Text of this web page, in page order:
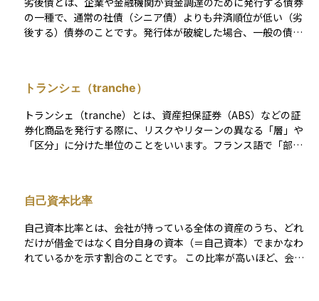
段のひとつが、格付会社による信用格付けです。格付は通常、A
AA（最上位）からD（デフォルト）までの等級で示され、投資
家にとってのリスク水準をわかりやすく表します。たとえば、
データより）。ただし、格付はあくまで過去の情報に基づいた
あります。 そのため、市場ではよりリアルタイムなリスク指標
として、同年限の国債利回りとの差であるクレジットスプレッ
ドが重視されます。これは「市場に織り込まれた信用リスク」
は、債務不履行リスクに加え、流動性やマクロ経済環境を反映
ています。 こうしたリスクに備えるうえでの基本は、ポートフ
ォリオ全体の分散です。業種や地域、格付けの異なる債券を組
み合わせることで、特定の発行体の信用悪化がポートフォリオ
の一種で、通常の社債（シニア債）よりも弁済順位が低い（劣
後する）債券のことです。発行体が破綻した場合、一般の債券
の社債よりも利回りが高めに設定されており、リスクプレミア
ムが反映されたハイリスク・ハイリターンの投資対象として位
置づけられます。劣後債には、シニア劣後債とジュニア劣後債
があり、ジュニア劣後債の方がさらに弁済順位が低いため、リ
スクが高くなる傾向にあります。 特に、金融機関が発行する劣
して算入できるため、自己資本比率を向上させる手段として利
財務状況によって利息の支払いが停止される可能性もあるた
め、リスクが高くなります。 投資家にとっては、高い利回りの
魅力がある一方で、発行体の信用リスクや市場環境を十分に考
トランシェ（tranche）
トランシェ（tranche）とは、資産担保証券（ABS）などの証
券化商品を発行する際に、リスクやリターンの異なる「層」や
「区分」に分けた単位のことをいいます。フランス語で「部
い「劣後トランシェ」などに分けられます。 たとえば、企業が
発行するABSでは、返済が滞った場合に最も早く損失を被るの
は劣後トランシェの投資家であり、逆に最も安全なのはシニア
トランシェ（上位層）です。このようにトランシェは、同じ証
券の中で異なるリスク水準を設計することで、幅広い投資家に
自己資本比率
自己資本比率とは、会社が持っている全体の資産のうち、どれ
だけが借金ではなく自分自身の資本（＝自己資本）でまかなわ
れているかを示す割合のことです。 この比率が高いほど、会社